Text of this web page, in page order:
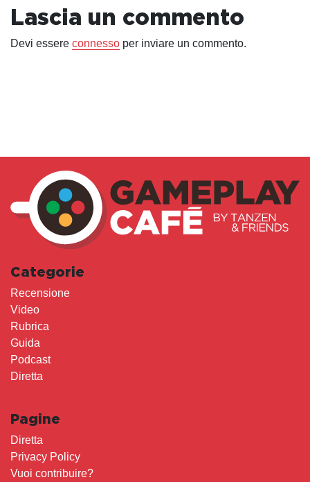
Lascia un commento
Devi essere connesso per inviare un commento.
Categorie
Recensione
Video
Rubrica
Guida
Podcast
Diretta
Pagine
Diretta
Privacy Policy
Vuoi contribuire?